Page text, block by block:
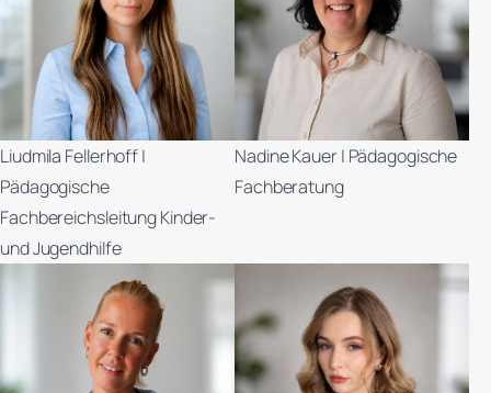
Liudmila Fellerhoff |
Pädagogische
Fachbereichsleitung Kinder-
und Jugendhilfe
Nadine Kauer | Pädagogische
Fachberatung